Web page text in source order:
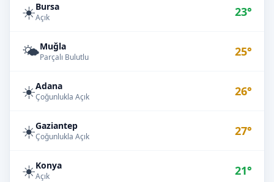
☀️Bursa
Açık 23°
🌤️Muğla
Parçalı Bulutlu 25°
☀️Adana
Çoğunlukla Açık 26°
☀️Gaziantep
Çoğunlukla Açık 27°
☀️Konya
Açık 21°